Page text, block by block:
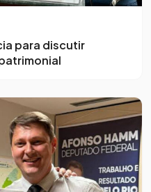
para discutir